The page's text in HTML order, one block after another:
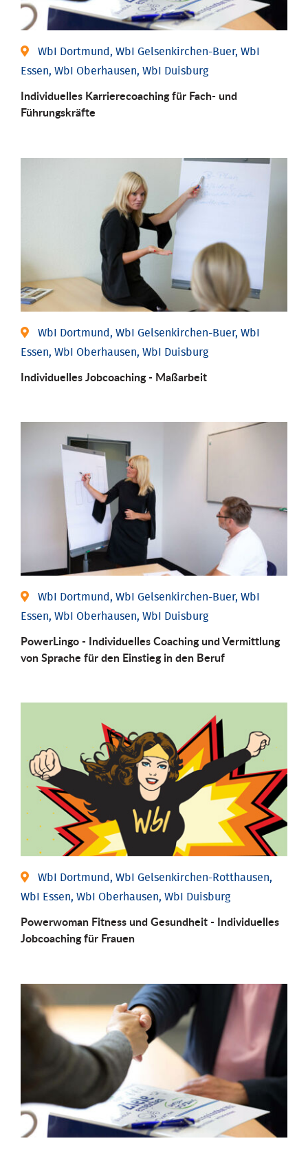
WbI Dortmund, WbI Gelsenkirchen-Buer, WbI
Essen, WbI Oberhausen, WbI Duisburg
Individu­elles Karrierecoaching für Fach-­ und
Führungs­kräfte
WbI Dortmund, WbI Gelsenkirchen-Buer, WbI
Essen, WbI Oberhausen, WbI Duisburg
Individu­elles Job­coaching - Maßarbeit
WbI Dortmund, WbI Gelsenkirchen-Buer, WbI
Essen, WbI Oberhausen, WbI Duisburg
PowerLingo - Individuelles Coaching und Vermittlung
von Sprache für den Einstieg in den Beruf
WbI Dortmund, WbI Gelsenkirchen-Rotthausen,
WbI Essen, WbI Oberhausen, WbI Duisburg
Powerwoman Fitness und Gesund­heit - Individu­elles
Job­coaching für Frauen